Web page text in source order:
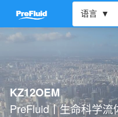
语言
KZ12OEM
PreFluid丨生命科学流